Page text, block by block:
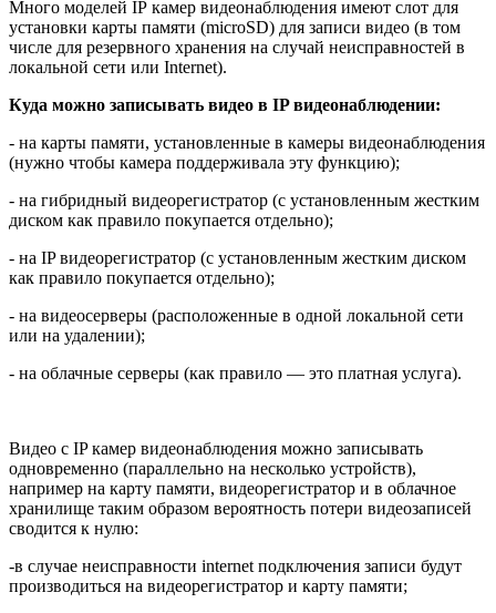
Много моделей IP камер видеонаблюдения имеют слот для
установки карты памяти (microSD) для записи видео (в том
числе для резервного хранения на случай неисправностей в
локальной сети или Internet).
Куда можно записывать видео в IP видеонаблюдении:
- на карты памяти, установленные в камеры видеонаблюдения
(нужно чтобы камера поддерживала эту функцию);
- на гибридный видеорегистратор (с установленным жестким
диском как правило покупается отдельно);
- на IP видеорегистратор (с установленным жестким диском
как правило покупается отдельно);
- на видеосерверы (расположенные в одной локальной сети
или на удалении);
- на облачные серверы (как правило — это платная услуга).
Видео с IP камер видеонаблюдения можно записывать
одновременно (параллельно на несколько устройств),
например на карту памяти, видеорегистратор и в облачное
хранилище таким образом вероятность потери видеозаписей
сводится к нулю:
-в случае неисправности internet подключения записи будут
производиться на видеорегистратор и карту памяти;